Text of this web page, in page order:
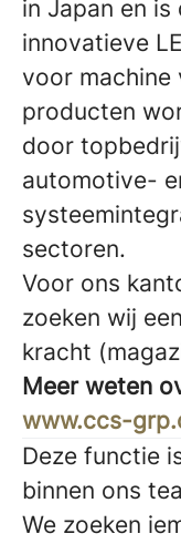
in Japan en
innovatieve
voor machine
producten
door
automotive-
sectoren.
Voor ons
zoeken wij
kracht
Meer weten
www.ccs-
Deze functie
binnen ons
We zoeken